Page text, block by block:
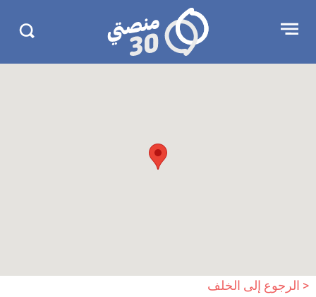
الإعلان
منصتي
30
< الرجوع إلى الخلف